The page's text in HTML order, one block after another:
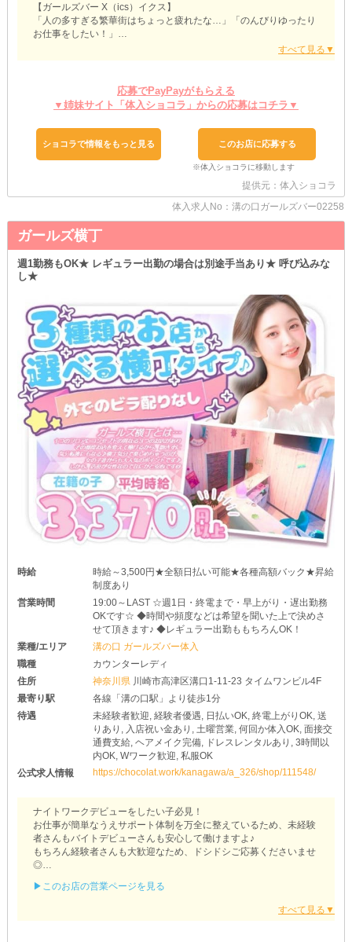
【ガールズバー X（ics）イクス】
「人の多すぎる繁華街はちょっと疲れたな…」「のんびりゆったり
お仕事をしたい！」
クールにライトアップされた店内は、ガールズバーとは思えないぐ
らい格好いいんです♪
ブルーに染まった空間でちょっとした非日常空間を味わえますよ◎
あれば低めのカウンター＆ゆったりと座れるソファーで落ち着ける
ことも！
「初めてで、何をしていいかわからないと不安…」
そんなあなたも安心してください♪
ので、心配事もすぐになくなっちゃいますよ◎
気になることがあればすぐに質問してくださいね！
悩みや疑問をなくして、お仕事を楽しんじゃいましょう☆
■レギュラーさん＆遅くまで働ける子、大歓迎！
さまざまなライフスタイルに合わせて働ける当店は、週1日からの
勤務でOK！
終電からの出勤も可能なので、面接の時に希望のスケジュールを教
えてくださいね◎
皆勤手当もあるので、働くのが楽しくなるハズ♪
「ナイトワーク1本でしっかり稼ぎたい！」と思っている女の子
は、
ぜひチェックしてみてくださいね☆
応募でPayPayがもらえる
▼姉妹サイト「体入ショコラ」からの応募はコチラ▼
ショコラで情報をもっと見る このお店に応募する
提供元：体入ショコラ
体入求人No：溝の口ガールズバー02258
ガールズ横丁
週1勤務もOK★ レギュラー出勤の場合は別途手当あり★ 呼び込みな
し★
時給
時給～3,500円★全額日払い可能★各種高額バック★昇給
制度あり
営業時間
19:00～LAST ☆週1日・終電まで・早上がり・遅出勤務
OKです☆ ◆時間や頻度などは希望を聞いた上で決めさ
せて頂きます♪ ◆レギュラー出勤ももちろんOK！
業種/エリア
溝の口 ガールズバー体入
職種
カウンターレディ
住所
神奈川県 川崎市高津区溝口1-11-23 タイムワンビル4F
最寄り駅
各線「溝の口駅」より徒歩1分
待遇
未経験者歓迎, 経験者優遇, 日払いOK, 終電上がりOK, 送
りあり, 入店祝い金あり, 土曜営業, 何回か体入OK, 面接交
通費支給, ヘアメイク完備, ドレスレンタルあり, 3時間以
内OK, Wワーク歓迎, 私服OK
公式求人情報
https://chocolat.work/kanagawa/a_326/shop/111548/
ナイトワークデビューをしたい子必見！
お仕事が簡単なうえサポート体制を万全に整えているため、未経験
者さんもバイトデビューさんも安心して働けますよ♪
もちろん経験者さんも大歓迎なため、ドシドシご応募くださいませ
◎
✼••┈┈┈┈┈┈┈┈┈┈┈┈┈┈┈┈┈┈••✼
▶このお店の営業ページを見る